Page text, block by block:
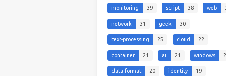
monitoring 39 script 38 web
network 31 geek 30
text-processing 25 cloud 22
container 21 ai 21 windows
data-format 20 identity 19